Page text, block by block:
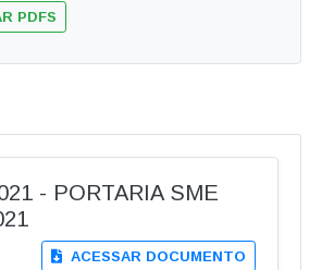
PDFS
- PORTARIA SME
ACESSAR DOCUMENTO